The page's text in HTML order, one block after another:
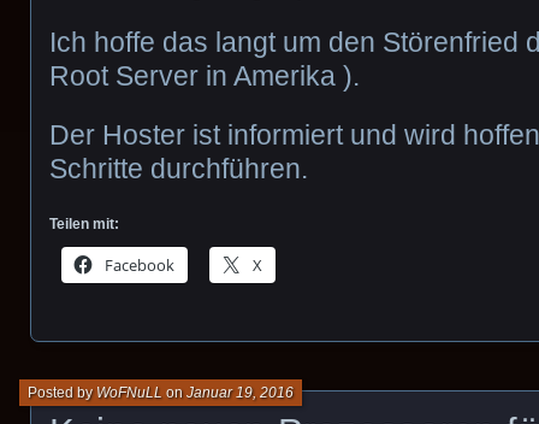
Ich hoffe das langt um den Störenfried
Root Server in Amerika ).
Der Hoster ist informiert und wird
Schritte durchführen.
Teilen mit:
Facebook X
Posted by WoFNuLL onJanuar 19, 2016